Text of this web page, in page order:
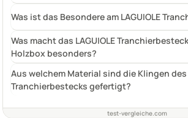
Was ist das Besondere am LAGUIOLE
Was macht das LAGUIOLE
Holzbox besonders?
Aus welchem Material sind die Klingen
Tranchierbestecks gefertigt?
test-vergleiche.com